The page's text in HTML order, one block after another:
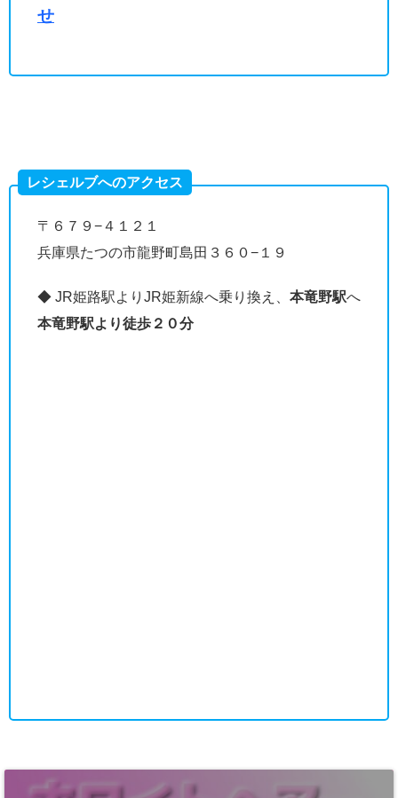
せ
レシェルブへのアクセス
〒６７９−４１２１
兵庫県たつの市龍野町島田３６０−１９
◆ JR姫路駅よりJR姫新線へ乗り換え、 本竜野駅へ
本竜野駅より徒歩２０分